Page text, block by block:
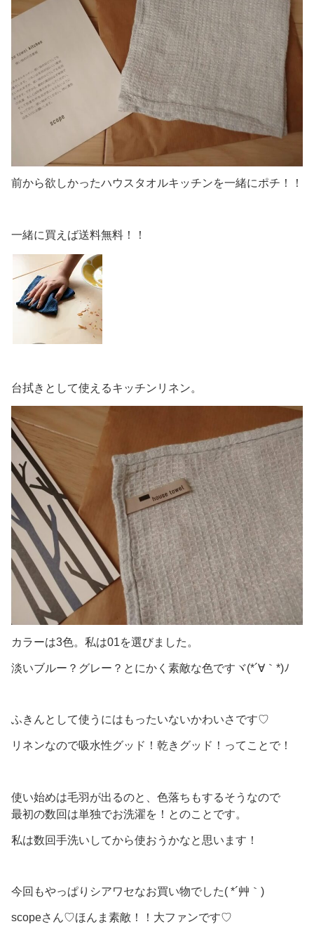
前から欲しかったハウスタオルキッチンを一緒にポチ！！
一緒に買えば送料無料！！
台拭きとして使えるキッチンリネン。
カラーは3色。私は01を選びました。
淡いブルー？グレー？とにかく素敵な色ですヾ(*´∀｀*)ﾉ
ふきんとして使うにはもったいないかわいさです♡
リネンなので吸水性グッド！乾きグッド！ってことで！
使い始めは毛羽が出るのと、色落ちもするそうなので
最初の数回は単独でお洗濯を！とのことです。
私は数回手洗いしてから使おうかなと思います！
今回もやっぱりシアワセなお買い物でした( *´艸｀)
scopeさん♡ほんま素敵！！大ファンです♡